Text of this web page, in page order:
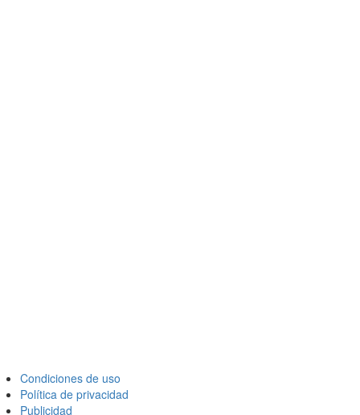
Condiciones de uso
Política de privacidad
Publicidad